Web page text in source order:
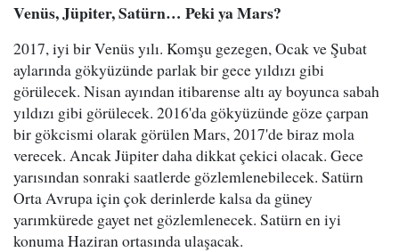
Venüs, Jüpiter, Satürn… Peki ya Mars?
2017, iyi bir Venüs yılı. Komşu gezegen, Ocak ve Şubat
aylarında gökyüzünde parlak bir gece yıldızı gibi
görülecek. Nisan ayından itibarense altı ay boyunca sabah
yıldızı gibi görülecek. 2016'da gökyüzünde göze çarpan
bir gökcismi olarak görülen Mars, 2017'de biraz mola
verecek. Ancak Jüpiter daha dikkat çekici olacak. Gece
yarısından sonraki saatlerde gözlemlenebilecek. Satürn
Orta Avrupa için çok derinlerde kalsa da güney
yarımkürede gayet net gözlemlenecek. Satürn en iyi
konuma Haziran ortasında ulaşacak.